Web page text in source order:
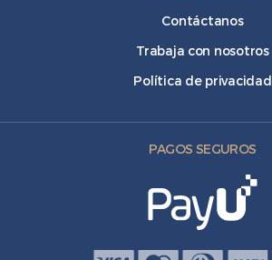
Contáctanos
Trabaja con nosotros
Política de privacidad
PAGOS SEGUROS